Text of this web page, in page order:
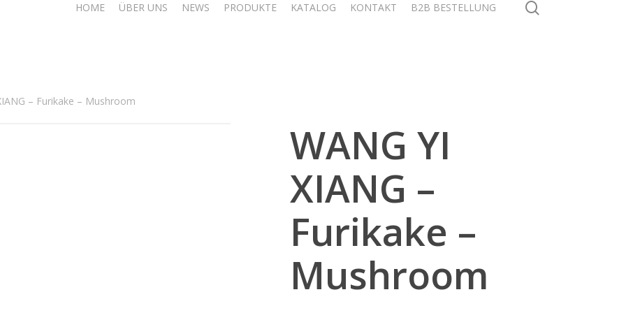
HOME ÜBER UNS NEWS PRODUKTE KATALOG KONTAKT B2B BESTELLUNG
– Furikake – Mushroom
WANG YI
XIANG –
Furikake –
Mushroom